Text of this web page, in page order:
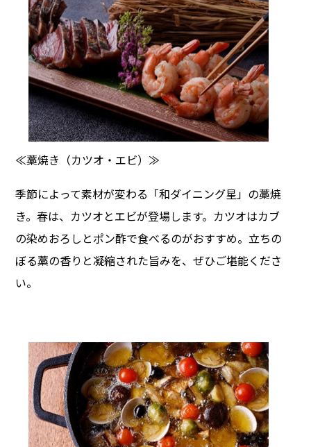
≪藁焼き（カツオ・エビ）≫
季節によって素材が変わる「和ダイニング星」の藁焼
き。春は、カツオとエビが登場します。カツオはカブ
の染めおろしとポン酢で食べるのがおすすめ。立ちの
ぼる藁の香りと凝縮された旨みを、ぜひご堪能くださ
い。